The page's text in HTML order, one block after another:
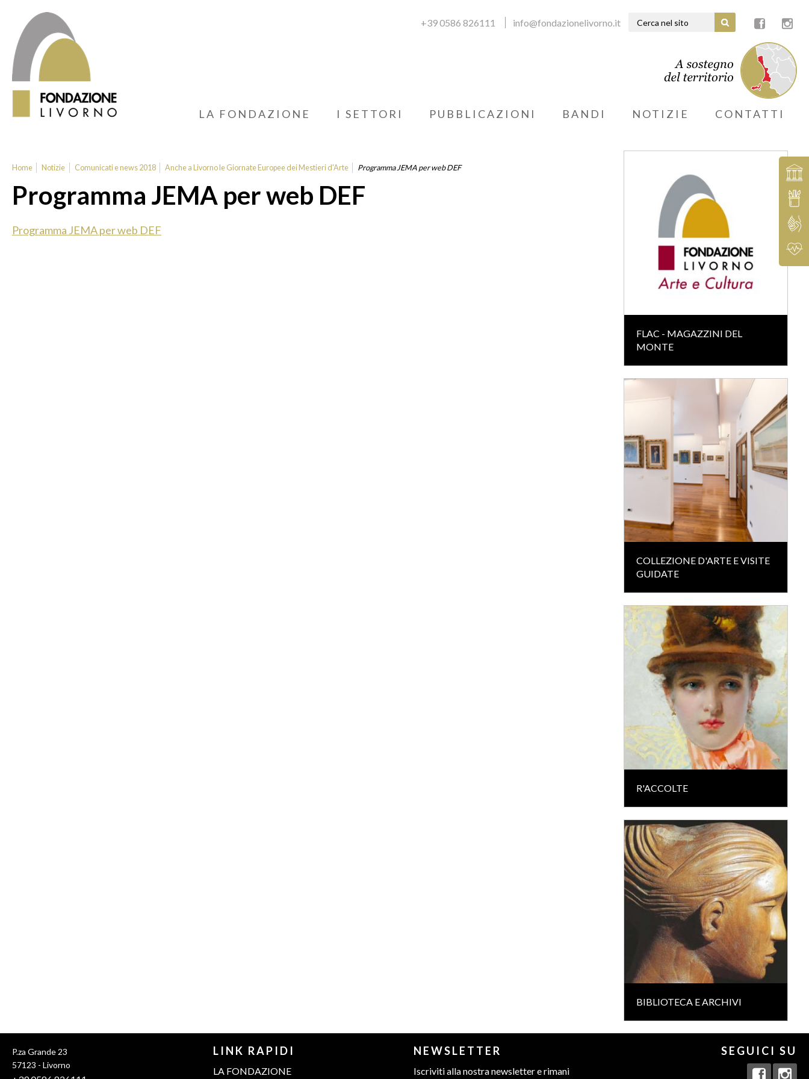
+39 0586 826111 info@fondazionelivorno.it
LA FONDAZIONE I SETTORI PUBBLICAZIONI BANDI NOTIZIE CONTATTI
Home Notizie Comunicati e news 2018 Anche a Livorno le Giornate Europee dei Mestieri d'Arte Programma JEMA per web DEF
Programma JEMA per web DEF
Programma JEMA per web DEF
FLAC - MAGAZZINI DEL
MONTE
COLLEZIONE D'ARTE E VISITE
GUIDATE
R'ACCOLTE
BIBLIOTECA E ARCHIVI
P.za Grande 23
57123 - Livorno
LINK RAPIDI
LA FONDAZIONE
NEWSLETTER
Iscriviti alla nostra newsletter e rimani
SEGUICI SU